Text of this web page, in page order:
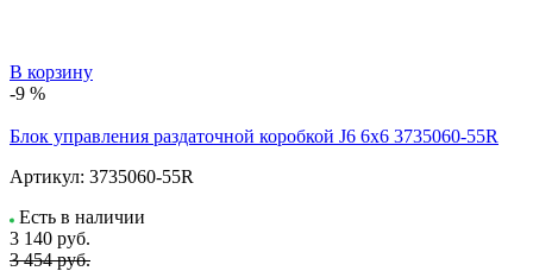
В корзину
-9 %
Блок управления раздаточной коробкой J6 6x6 3735060-55R
Артикул: 3735060-55R
Есть в наличии
3 140 руб.
3 454 руб.